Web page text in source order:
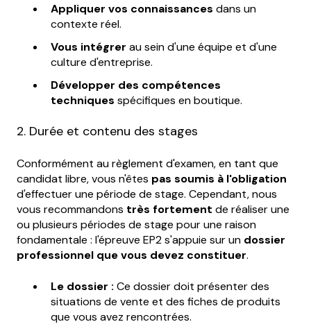
Appliquer vos connaissances dans un
contexte réel.
Vous intégrer au sein d'une équipe et d'une
culture d'entreprise.
Développer des compétences
techniques spécifiques en boutique.
2. Durée et contenu des stages
Conformément au règlement d'examen, en tant que
candidat libre, vous n'êtes pas soumis à l'obligation
d'effectuer une période de stage. Cependant, nous
vous recommandons très fortement de réaliser une
ou plusieurs périodes de stage pour une raison
fondamentale : l'épreuve EP2 s'appuie sur un dossier
professionnel que vous devez constituer.
Le dossier : Ce dossier doit présenter des
situations de vente et des fiches de produits
que vous avez rencontrées.